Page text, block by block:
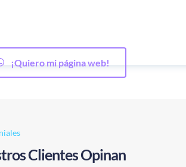
¡Quiero mi página web!
Clientes Opinan